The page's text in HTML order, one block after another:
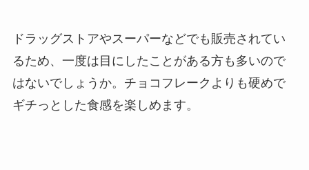
ドラッグストアやスーパーなどでも販売されてい
るため、一度は目にしたことがある方も多いので
はないでしょうか。チョコフレークよりも硬めで
ギチっとした食感を楽しめます。